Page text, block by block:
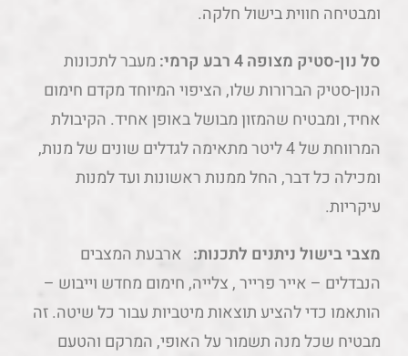
ומבטיחה חווית בישול חלקה.
סל נון-סטיק מצופה 4 רבע קרמי:
מעבר לתכונות
הנון-סטיק הברורות שלו, הציפוי המיוחד מקדם חימום
אחיד, ומבטיח שהמזון מבושל באופן אחיד. הקיבולת
המרווחת של 4 ליטר מתאימה לגדלים שונים של מנות,
ומכילה כל דבר, החל ממנות ראשונות ועד למנות
עיקריות.
מצבי בישול ניתנים לתכנות: ארבעת המצבים
הנבדלים – אייר פרייר , צלייה, חימום מחדש וייבוש –
הותאמו כדי להציע תוצאות מיטביות עבור כל שיטה. זה
מבטיח שכל מנה תשמור על האופי, המרקם והטעם